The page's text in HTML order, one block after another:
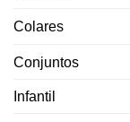
Colares
Conjuntos
Infantil